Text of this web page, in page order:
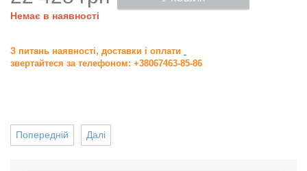
Немає в наявності
З питань наявності, доставки і оплати
звертайтеся за телефоном: +38067463-85-86
Далі
Попередній